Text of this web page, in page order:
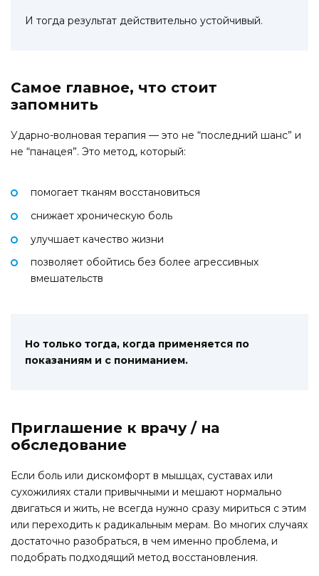
И тогда результат действительно устойчивый.
Самое главное, что стоит
запомнить
Ударно-волновая терапия — это не “последний шанс” и
не “панацея”. Это метод, который:
помогает тканям восстановиться
снижает хроническую боль
улучшает качество жизни
позволяет обойтись без более агрессивных
вмешательств
Но только тогда, когда применяется по
показаниям и с пониманием.
Приглашение к врачу / на
обследование
Если боль или дискомфорт в мышцах, суставах или
сухожилиях стали привычными и мешают нормально
двигаться и жить, не всегда нужно сразу мириться с этим
или переходить к радикальным мерам. Во многих случаях
достаточно разобраться, в чем именно проблема, и
подобрать подходящий метод восстановления.